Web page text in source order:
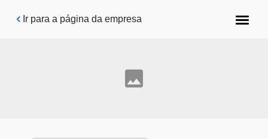
Pular para o conteúdo principal
Ir para a página da empresa